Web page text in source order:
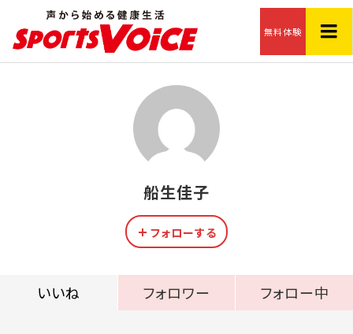
無料体験
船生佳子
フォローする
いいね フォロワー フォロー中